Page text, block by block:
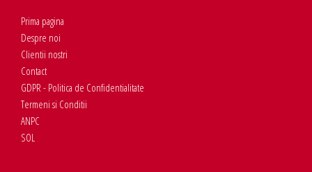
Prima pagina
Despre noi
Clientii nostri
Contact
GDPR - Politica de Confidentialitate
Termeni si Conditii
ANPC
SOL